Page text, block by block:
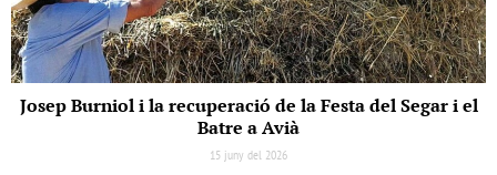
Josep Burniol i la recuperació de la Festa del Segar i el
Batre a Avià
15 juny del 2026